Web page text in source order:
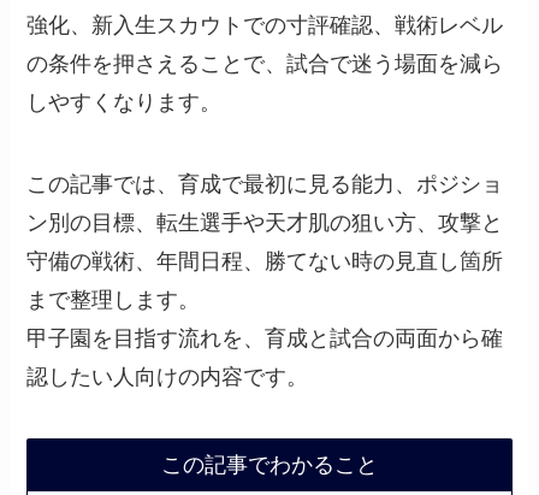
強化、新入生スカウトでの寸評確認、戦術レベル
の条件を押さえることで、試合で迷う場面を減ら
しやすくなります。
この記事では、育成で最初に見る能力、ポジショ
ン別の目標、転生選手や天才肌の狙い方、攻撃と
守備の戦術、年間日程、勝てない時の見直し箇所
まで整理します。
甲子園を目指す流れを、育成と試合の両面から確
認したい人向けの内容です。
この記事でわかること